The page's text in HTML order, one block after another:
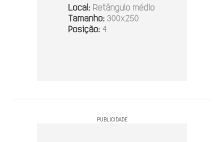
PUBLICIDADE